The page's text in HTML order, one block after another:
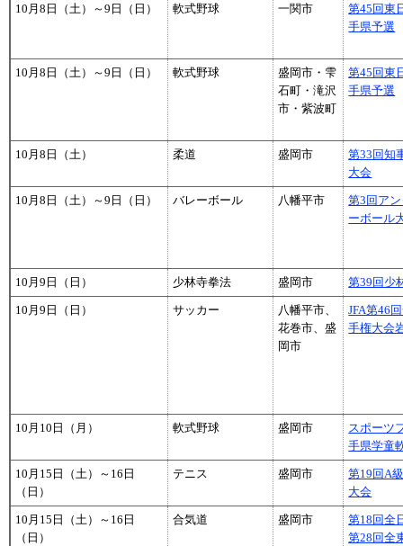
10月8日（土）～9日（日） 軟式野球 一関市
第45回東
手県予選
10月8日（土）～9日（日） 軟式野球
盛岡市・雫
石町・滝沢
市・紫波町
第45回東
手県予選
10月8日（土） 柔道 盛岡市
第33回知
大会
10月8日（土）～9日（日） バレーボール 八幡平市
第3回ア
ーボール
10月9日（日） 少林寺拳法 盛岡市 第39回少
10月9日（日） サッカー
八幡平市、
花巻市、盛
岡市
JFA第46
手権大会
10月10日（月） 軟式野球 盛岡市
スポーツ
手県学童
10月15日（土）～16日
（日）
テニス 盛岡市
第19回A
大会
10月15日（土）～16日
（日）
合気道 盛岡市
第18回全
第28回全